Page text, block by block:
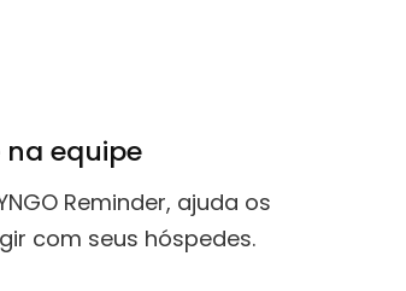
na equipe
Reminder, ajuda os
com seus hóspedes.